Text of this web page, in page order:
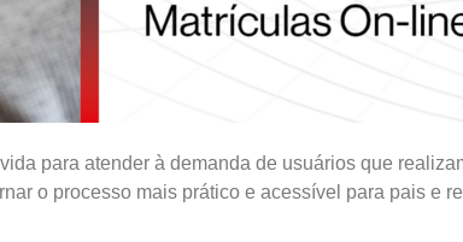
para atender à demanda de usuários que
o processo mais prático e acessível para pais e